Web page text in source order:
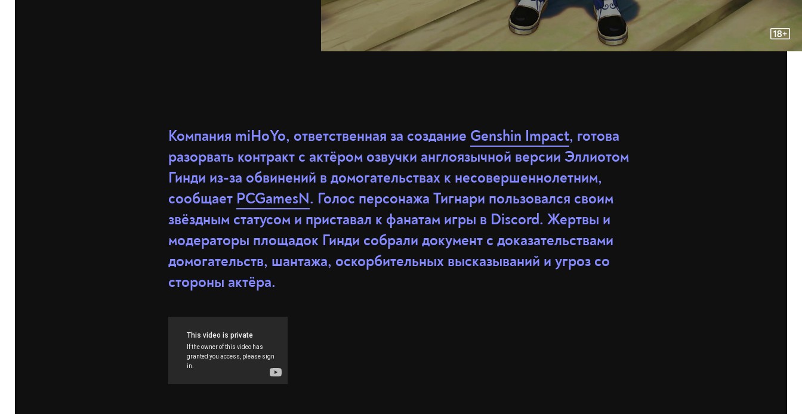
Компания miHoYo, ответственная за создание Genshin Impact, готова
разорвать контракт с актёром озвучки англоязычной версии Эллиотом
Гинди из-за обвинений в домогательствах к несовершеннолетним,
сообщает PCGamesN. Голос персонажа Тигнари пользовался своим
звёздным статусом и приставал к фанатам игры в Discord. Жертвы и
модераторы площадок Гинди собрали документ с доказательствами
домогательств, шантажа, оскорбительных высказываний и угроз со
стороны актёра.